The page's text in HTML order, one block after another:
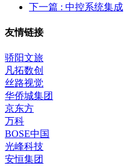
下一篇 : 中控系统集成
友情链接
骄阳文旅
凡拓数创
丝路视觉
华侨城集团
京东方
万科
BOSE中国
光峰科技
安恒集团